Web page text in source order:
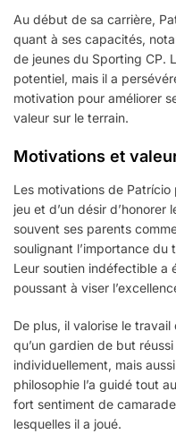
Au début de sa carrière,
quant à ses capacités,
de jeunes du Sporting CP.
potentiel, mais il a
motivation pour améliorer
valeur sur le terrain.
Motivations et
Les motivations de
jeu et d’un désir
souvent ses parents
soulignant l’importance du
Leur soutien indéfectible a
poussant à viser
De plus, il valorise le
qu’un gardien de but
individuellement, mais
philosophie l’a guidé tout
fort sentiment de
lesquelles il a joué.